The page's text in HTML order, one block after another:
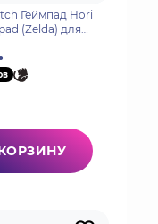
Геймпад Hori
(Zelda) для